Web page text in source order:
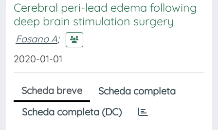
Cerebral peri-lead edema following
deep brain stimulation surgery
Fasano A;
2020-01-01
Scheda breve
Scheda completa
Scheda completa (DC)